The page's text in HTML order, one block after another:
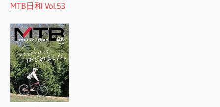
MTB日和 Vol.53